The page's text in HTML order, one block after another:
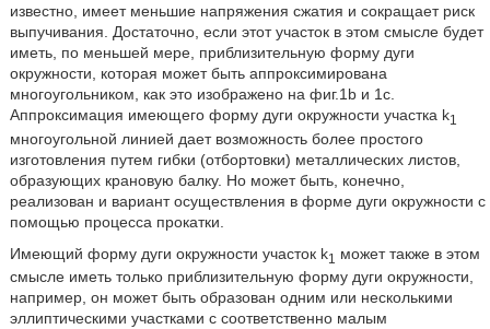
известно, имеет меньшие напряжения сжатия и сокращает риск
выпучивания. Достаточно, если этот участок в этом смысле будет
иметь, по меньшей мере, приблизительную форму дуги
окружности, которая может быть аппроксимирована
многоугольником, как это изображено на фиг.1b и 1c.
Аппроксимация имеющего форму дуги окружности участка k1
многоугольной линией дает возможность более простого
изготовления путем гибки (отбортовки) металлических листов,
образующих крановую балку. Но может быть, конечно,
реализован и вариант осуществления в форме дуги окружности с
помощью процесса прокатки.
Имеющий форму дуги окружности участок k1
может также в этом
смысле иметь только приблизительную форму дуги окружности,
например, он может быть образован одним или несколькими
эллиптическими участками с соответственно малым